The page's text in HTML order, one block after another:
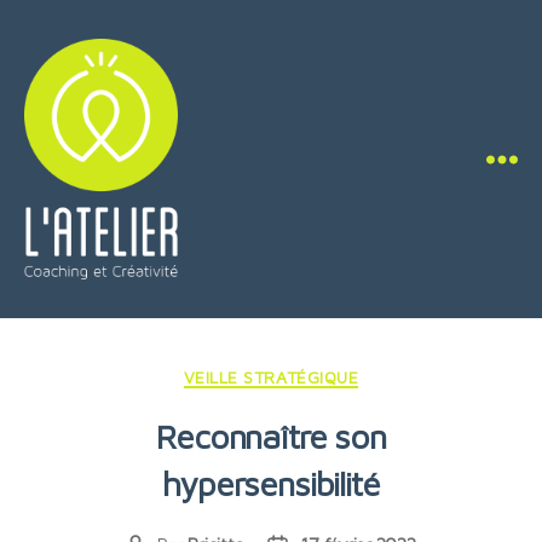
Créativité
Catégories
VEILLE STRATÉGIQUE
Reconnaître son
hypersensibilité